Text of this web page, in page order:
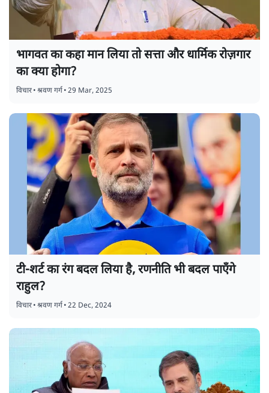
भागवत का कहा मान लिया तो सत्ता और धार्मिक रोज़गार
का क्या होगा?
विचार•श्रवण गर्ग•29 Mar, 2025
टी-शर्ट का रंग बदल लिया है, रणनीति भी बदल पाएँगे
राहुल?
विचार•श्रवण गर्ग•22 Dec, 2024